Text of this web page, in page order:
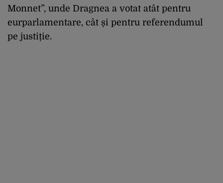
Monnet”, unde Dragnea a votat atât pentru
eurparlamentare, cât și pentru referendumul
pe justiție.